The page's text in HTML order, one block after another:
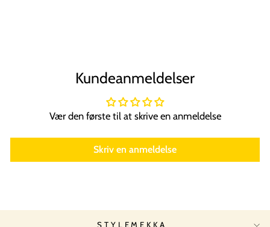
Kundeanmeldelser
Vær den første til at skrive en anmeldelse
Skriv en anmeldelse
STYLEMEKKA